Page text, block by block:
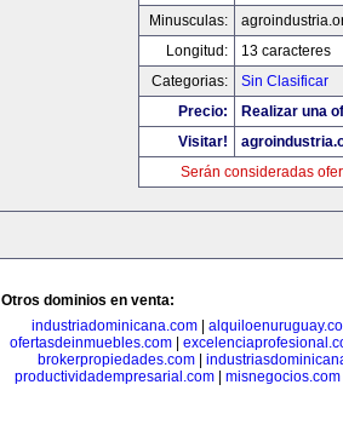
Minusculas:
Longitud:
13 caracteres
Categorias:
Sin Clasificar
Precio:
Realizar una
Visitar!
Serán consideradas
Otros dominios en venta:
industriadominicana.com
ofertasdeinmuebles.com
brokerpropiedades.com|
productividadempresarial.com
misnegocios.com